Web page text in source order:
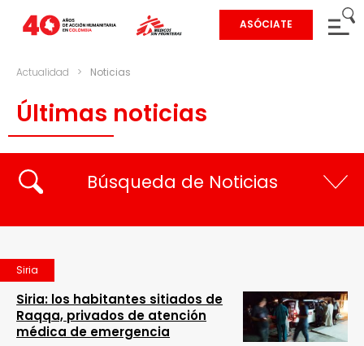
ASÓCIATE
Actualidad > Noticias
Últimas noticias
Búsqueda de Noticias
Siria
Siria: los habitantes sitiados de
Raqqa, privados de atención
médica de emergencia